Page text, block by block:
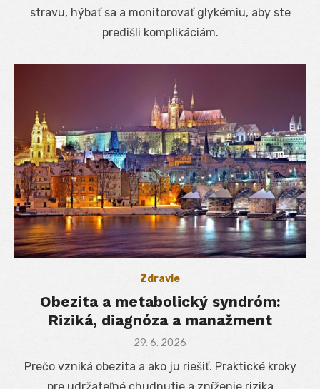
stravu, hýbať sa a monitorovať glykémiu, aby ste
predišli komplikáciám.
Zdravie
Obezita a metabolický syndróm:
Riziká, diagnóza a manažment
Posted
29. 6. 2026
Prečo vzniká obezita a ako ju riešiť. Praktické kroky